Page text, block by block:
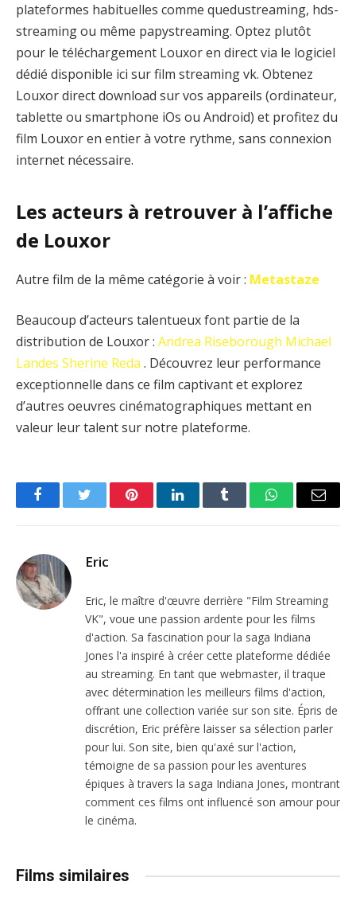
plateformes habituelles comme quedustreaming, hds-
streaming ou même papystreaming. Optez plutôt
pour le téléchargement Louxor en direct via le logiciel
dédié disponible ici sur film streaming vk. Obtenez
Louxor direct download sur vos appareils (ordinateur,
tablette ou smartphone iOs ou Android) et profitez du
film Louxor en entier à votre rythme, sans connexion
internet nécessaire.
Les acteurs à retrouver à l’affiche
de Louxor
Autre film de la même catégorie à voir : Metastaze
Beaucoup d’acteurs talentueux font partie de la
distribution de Louxor : Andrea Riseborough Michael
Landes Sherine Reda . Découvrez leur performance
exceptionnelle dans ce film captivant et explorez
d’autres oeuvres cinématographiques mettant en
valeur leur talent sur notre plateforme.
FacebookTwitter PinterestLinkedInTumblr WhatsAppEmail
Eric
Eric, le maître d'œuvre derrière "Film Streaming
VK", voue une passion ardente pour les films
d'action. Sa fascination pour la saga Indiana
Jones l'a inspiré à créer cette plateforme dédiée
au streaming. En tant que webmaster, il traque
avec détermination les meilleurs films d'action,
offrant une collection variée sur son site. Épris de
discrétion, Eric préfère laisser sa sélection parler
pour lui. Son site, bien qu'axé sur l'action,
témoigne de sa passion pour les aventures
épiques à travers la saga Indiana Jones, montrant
comment ces films ont influencé son amour pour
le cinéma.
Films similaires